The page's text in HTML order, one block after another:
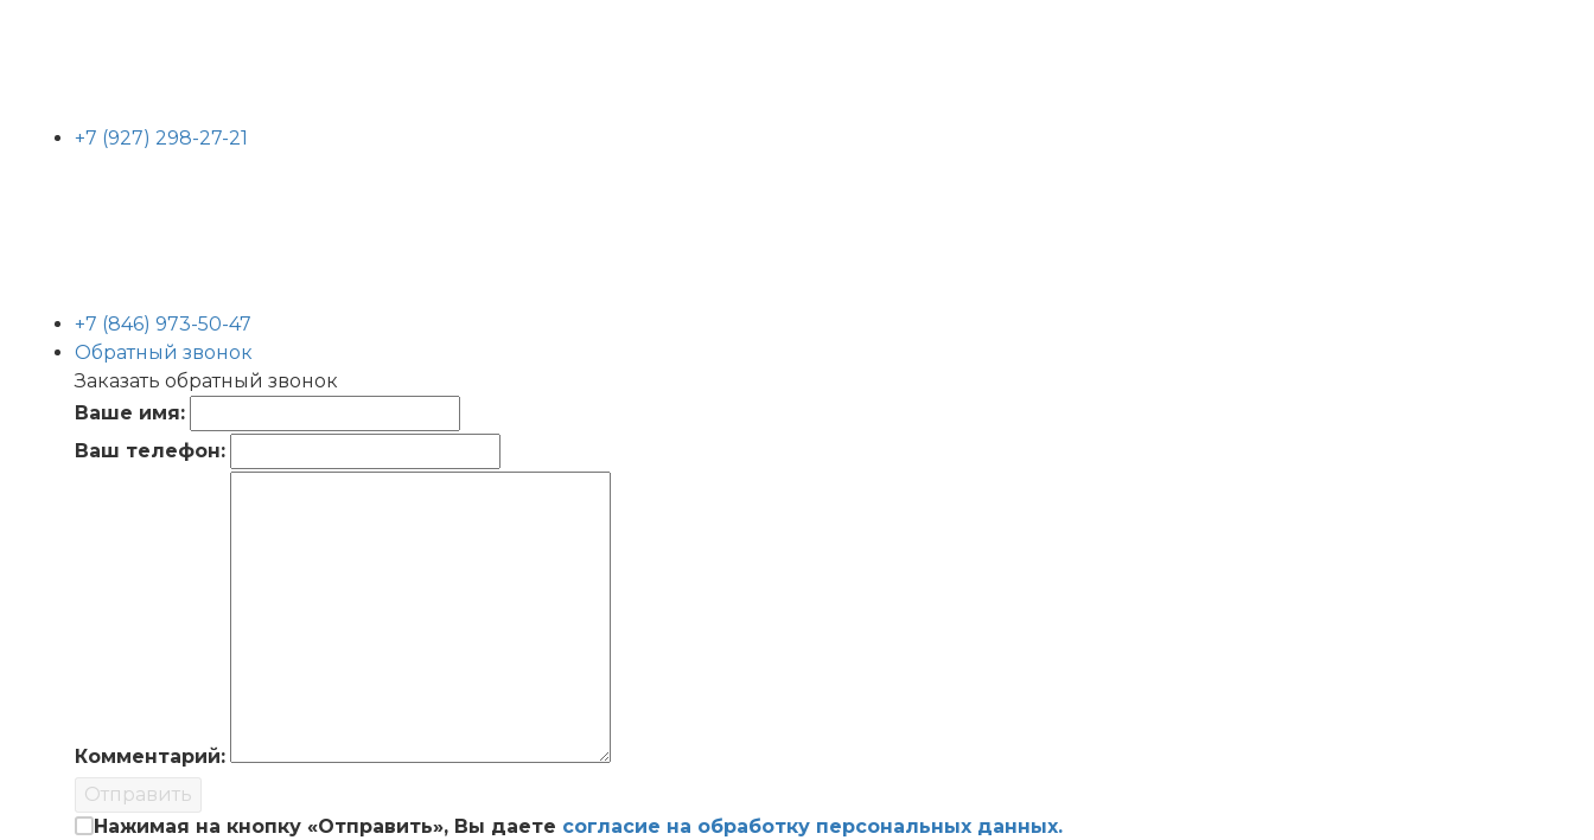
+7 (927) 298-27-21
+7 (846) 973-50-47
Обратный звонок
Заказать обратный звонок
Ваше имя:
Ваш телефон:
Комментарий:
Отправить
Нажимая на кнопку «Отправить», Вы даете согласие на обработку персональных данных.